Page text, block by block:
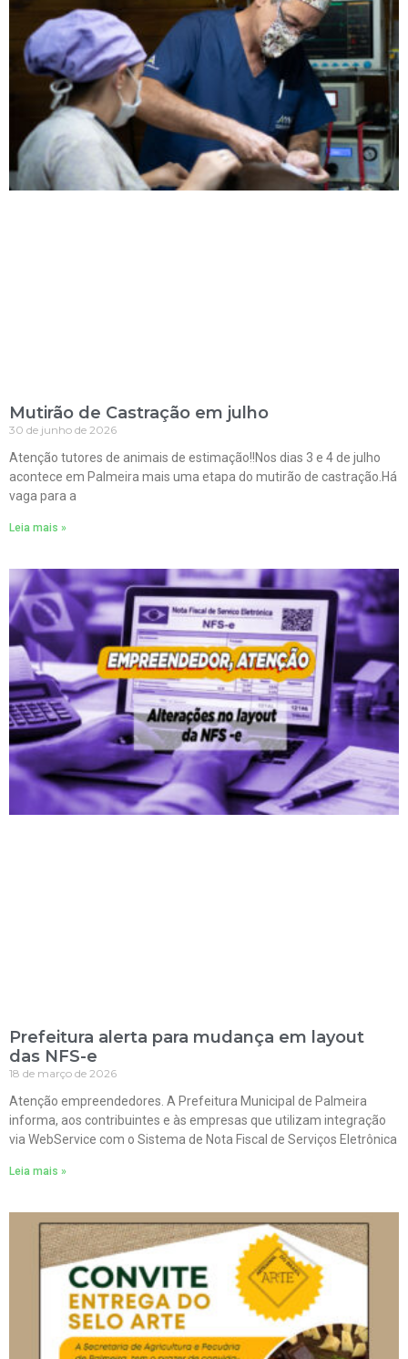
Mutirão de Castração em julho
30 de junho de 2026
Atenção tutores de animais de estimação!!Nos dias 3 e 4 de julho
acontece em Palmeira mais uma etapa do mutirão de castração.Há
vaga para a
Leia mais »
Prefeitura alerta para mudança em layout
das NFS-e
18 de março de 2026
Atenção empreendedores. A Prefeitura Municipal de Palmeira
informa, aos contribuintes e às empresas que utilizam integração
via WebService com o Sistema de Nota Fiscal de Serviços Eletrônica
Leia mais »